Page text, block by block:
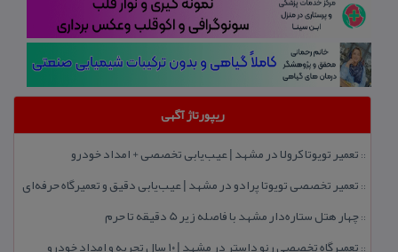
ریپورتاژ آگهی
:: تعمیر تویوتا كرولا در مشهد | عیب‌یابی تخصصی + امداد خودرو
:: تعمیر تخصصی تویوتا پرادو در مشهد | عیب‌یابی دقیق و تعمیرگاه حرفه‌ای
::چهار هتل‌ ستاره‌دار مشهد با فاصله زیر 5 دقیقه تا حرم
:: تعمیرگاه تخصصی رنو داستر در مشهد | ۱۰ سال تجربه و امداد خودرو